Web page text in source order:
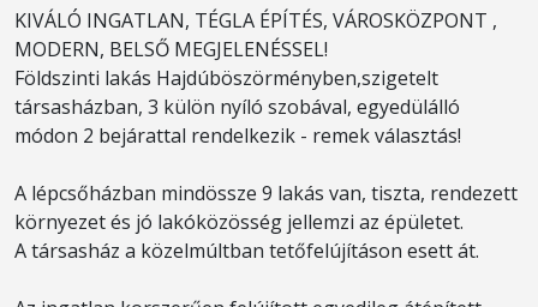
KIVÁLÓ INGATLAN, TÉGLA ÉPÍTÉS, VÁROSKÖZPONT ,
MODERN, BELSŐ MEGJELENÉSSEL!
Földszinti lakás Hajdúböszörményben,szigetelt
társasházban, 3 külön nyíló szobával, egyedülálló
módon 2 bejárattal rendelkezik - remek választás!
A lépcsőházban mindössze 9 lakás van, tiszta, rendezett
környezet és jó lakóközösség jellemzi az épületet.
A társasház a közelmúltban tetőfelújításon esett át.